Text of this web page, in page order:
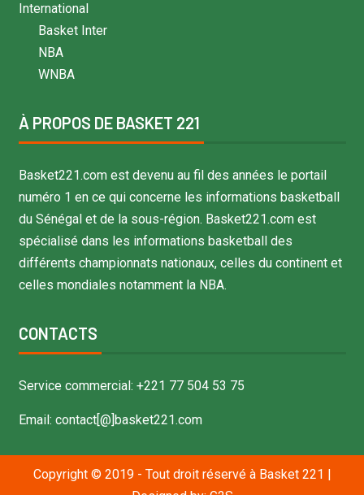
International
Basket Inter
NBA
WNBA
À PROPOS DE BASKET 221
Basket221.com est devenu au fil des années le portail
numéro 1 en ce qui concerne les informations basketball
du Sénégal et de la sous-région. Basket221.com est
spécialisé dans les informations basketball des
différents championnats nationaux, celles du continent et
celles mondiales notamment la NBA.
CONTACTS
Service commercial: +221 77 504 53 75
Email: contact[@]basket221.com
Copyright © 2019 - Tout droit réservé à Basket 221